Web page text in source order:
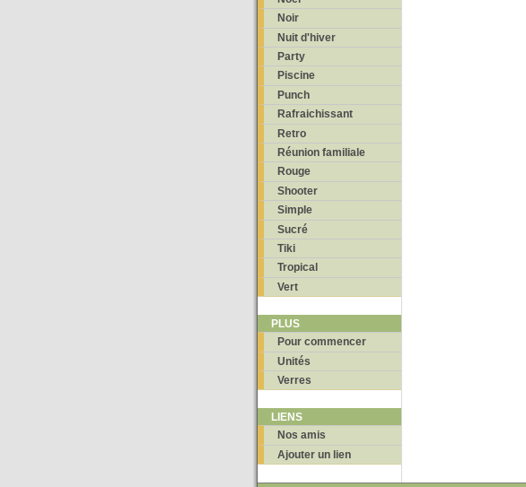
Noir
Nuit d'hiver
Party
Piscine
Punch
Rafraichissant
Retro
Réunion familiale
Rouge
Shooter
Simple
Sucré
Tiki
Tropical
Vert
PLUS
Pour commencer
Unités
Verres
LIENS
Nos amis
Ajouter un lien